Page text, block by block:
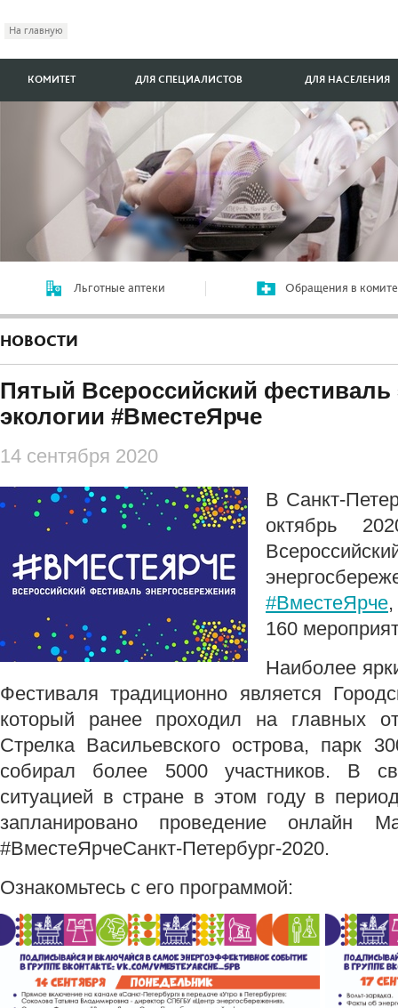
На главную
КОМИТЕТ ДЛЯ СПЕЦИАЛИСТОВ ДЛЯ НАСЕЛЕНИЯ
Льготные аптеки Обращения в
НОВОСТИ
Пятый Всероссийский фестиваль
экологии #ВместеЯрче
14 сентября 2020
В Санкт-
октябрь
#ВместеЯрче
160
Наиболее
Фестиваля традиционно является
который ранее проходил на главных
Стрелка Васильевского острова, парк
собирал более 5000 участников. В
ситуацией в стране в этом году в
запланировано проведение онлайн
#ВместеЯрчеСанкт-Петербург-2020.
Ознакомьтесь с его программой: